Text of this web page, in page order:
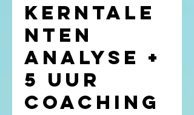
Kerntale
nten
analyse +
5 uur
coaching